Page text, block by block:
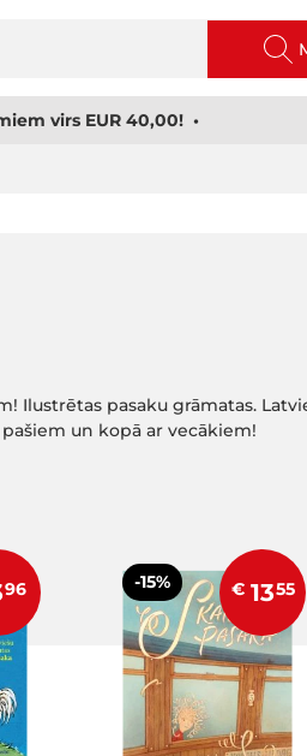
virs EUR 40,00! •
Ilustrētas pasaku grāmatas.
pašiem un kopā ar vecākiem!
96 -15% € 1355